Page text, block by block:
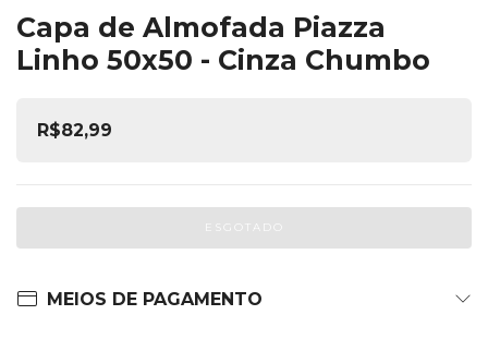
Capa de Almofada Piazza
Linho 50x50 - Cinza Chumbo
R$82,99
MEIOS DE PAGAMENTO